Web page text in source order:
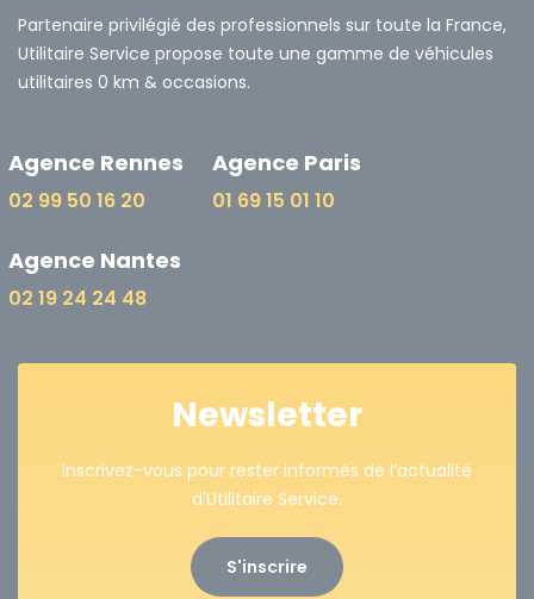
Partenaire privilégié des professionnels sur toute la France,
Utilitaire Service propose toute une gamme de véhicules
utilitaires 0 km & occasions.
Agence Rennes
02 99 50 16 20
Agence Paris
01 69 15 01 10
Agence Nantes
02 19 24 24 48
Newsletter
Inscrivez-vous pour rester informés de l’actualité
d'Utilitaire Service.
S'inscrire